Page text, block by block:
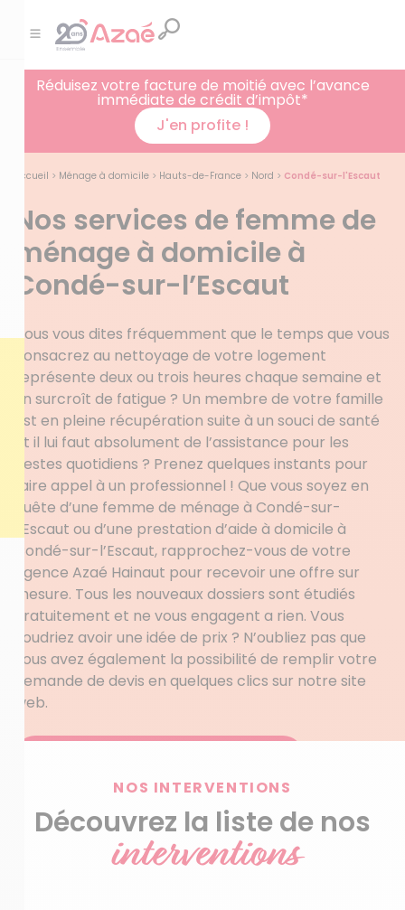
Réduisez votre facture de moitié avec l’avance
immédiate de crédit d’impôt*
J'en profite !
Accueil > Ménage à domicile > Hauts-de-France > Nord > Condé-sur-l'Escaut
Nos services de femme de
ménage à domicile à
Condé-sur-l’Escaut
Vous vous dites fréquemment que le temps que vous
consacrez au nettoyage de votre logement
représente deux ou trois heures chaque semaine et
un surcroît de fatigue ? Un membre de votre famille
est en pleine récupération suite à un souci de santé
et il lui faut absolument de l’assistance pour les
gestes quotidiens ? Prenez quelques instants pour
faire appel à un professionnel ! Que vous soyez en
quête d’une femme de ménage à Condé-sur-
l’Escaut ou d’une prestation d’aide à domicile à
Condé-sur-l’Escaut, rapprochez-vous de votre
agence Azaé Hainaut pour recevoir une offre sur
mesure. Tous les nouveaux dossiers sont étudiés
gratuitement et ne vous engagent a rien. Vous
voudriez avoir une idée de prix ? N’oubliez pas que
vous avez également la possibilité de remplir votre
demande de devis en quelques clics sur notre site
web.
NOS INTERVENTIONS
Découvrez la liste de nos
interventions